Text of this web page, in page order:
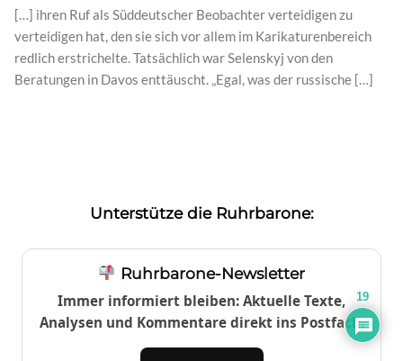
[…] ihren Ruf als Süddeutscher Beobachter verteidigen zu
verteidigen hat, den sie sich vor allem im Karikaturenbereich
redlich erstrichelte. Tatsächlich war Selenskyj von den
Beratungen in Davos enttäuscht. „Egal, was der russische […]
Unterstütze die Ruhrbarone:
Ruhrbarone-Newsletter
Immer informiert bleiben: Aktuelle Texte,
Analysen und Kommentare direkt ins Postfach.
19